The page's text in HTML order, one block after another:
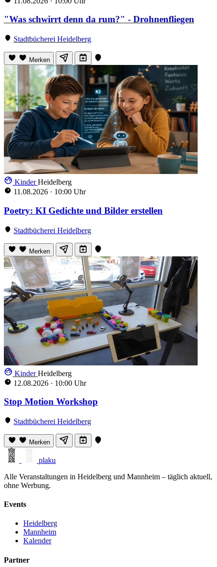
"Was schwirrt denn da rum?" - Drohnenfliegen
Stadtbücherei Heidelberg
Merken
KinderHeidelberg
11.08.2026 · 10:00 Uhr
Poetry: KI Gedichte und Bilder erstellen
Stadtbücherei Heidelberg
Merken
KinderHeidelberg
12.08.2026 · 10:00 Uhr
Stop Motion Workshop
Stadtbücherei Heidelberg
Merken
plaku
Alle Veranstaltungen in Heidelberg und Mannheim – täglich aktuell,
ohne Werbung.
Events
Heidelberg
Mannheim
Kalender
Partner